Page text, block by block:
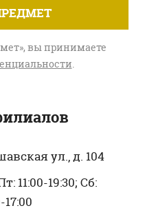
вы принимаете
.
ул., д. 104
11:00-19:30; Сб:
17:00